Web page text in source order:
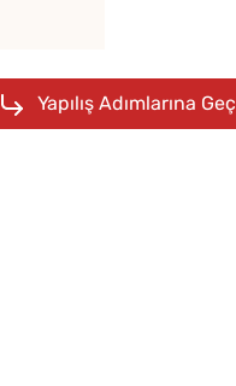
Yapılış Adımlarına Geç